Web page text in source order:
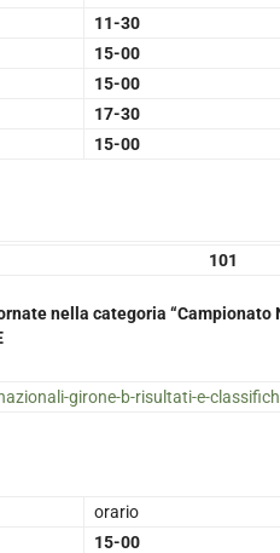
11-30
15-00
15-00
17-30
15-00
nella categoria “Campionato
girone-b-risultati-e-
orario
15-00